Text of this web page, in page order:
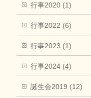
行事2020 (1)
行事2022 (6)
行事2023 (1)
行事2024 (4)
誕生会2019 (12)